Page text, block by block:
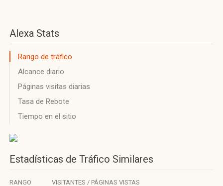
Alexa Stats
Rango de tráfico
Alcance diario
Páginas visitas diarias
Tasa de Rebote
Tiempo en el sitio
Estadísticas de Tráfico Similares
RANGO VISITANTES / PÁGINAS VISTAS